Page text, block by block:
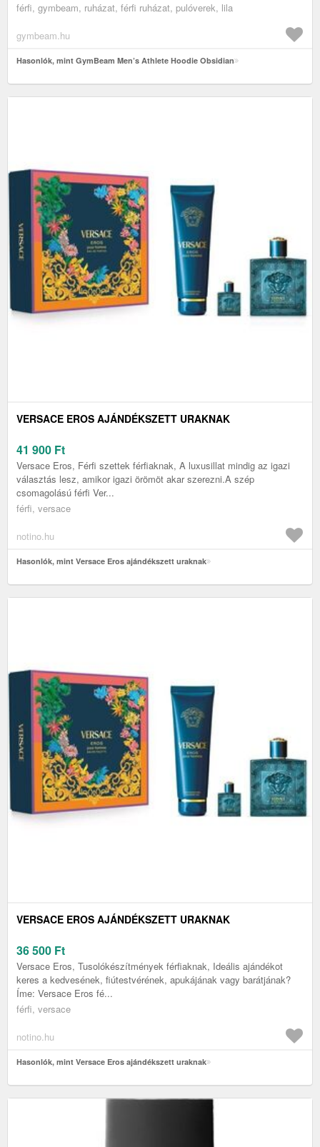
férfi, gymbeam, ruházat, férfi ruházat, pulóverek, lila
gymbeam.hu
Hasonlók, mint GymBeam Men’s Athlete Hoodie Obsidian
VERSACE EROS AJÁNDÉKSZETT URAKNAK
41 900 Ft
Versace Eros, Férfi szettek férfiaknak, A luxusillat mindig az igazi
választás lesz, amikor igazi örömöt akar szerezni.A szép
csomagolású férfi Ver...
férfi, versace
notino.hu
Hasonlók, mint Versace Eros ajándékszett uraknak
VERSACE EROS AJÁNDÉKSZETT URAKNAK
36 500 Ft
Versace Eros, Tusolókészítmények férfiaknak, Ideális ajándékot
keres a kedvesének, fiútestvérének, apukájának vagy barátjának?
Íme: Versace Eros fé...
férfi, versace
notino.hu
Hasonlók, mint Versace Eros ajándékszett uraknak